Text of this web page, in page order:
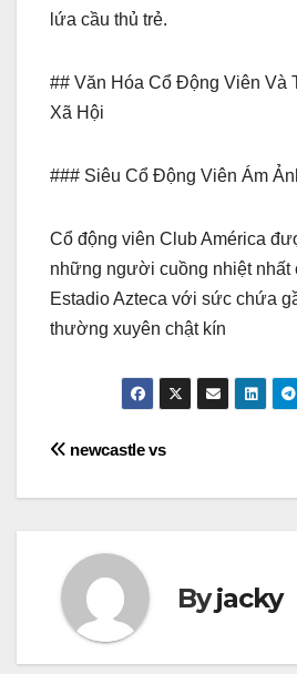
lứa cầu thủ trẻ.
## Văn Hóa Cổ Động Viên Và
Xã Hội
### Siêu Cổ Động Viên Ám
Cổ động viên Club América
những người cuồng nhiệt nhất
Estadio Azteca với sức chứa
thường xuyên chật kín
Điều
hướng
bài
viết
newcastle vs
Byjacky